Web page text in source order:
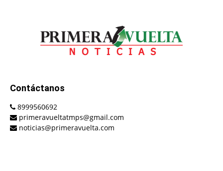
Contáctanos
8999560692
primeravueltatmps@gmail.com
noticias@primeravuelta.com